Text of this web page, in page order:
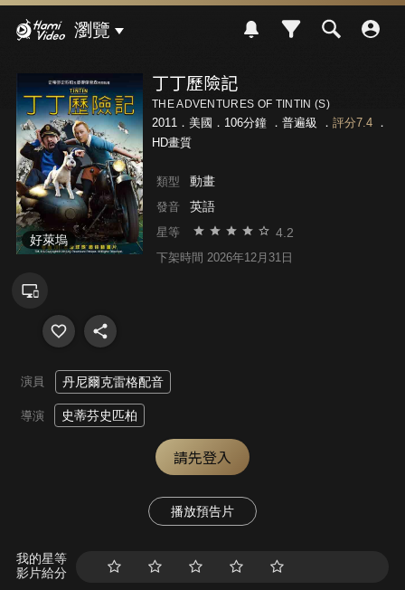
瀏覽
好萊塢
丁丁歷險記
THE ADVENTURES OF TINTIN (S)
2011．美國．106分鐘 ． 普遍級 ． 評分7.4．
HD畫質
類型 動畫
發音 英語
星等 4.2
下架時間 2026年12月31日
演員 丹尼爾克雷格配音
導演 史蒂芬史匹柏
請先登入
播放預告片
我的星等
影片給分